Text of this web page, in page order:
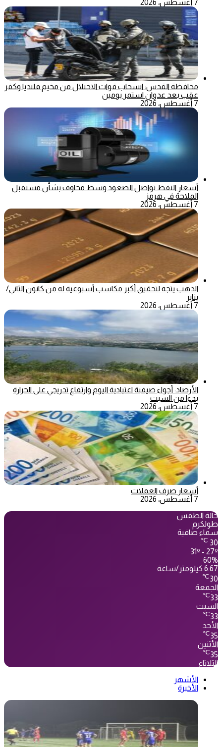
7 أغسطس، 2026
محافظة القدس: انسحاب قوات الاحتلال من مخيم قلنديا وكفر
عقب بعد عدوان استمر يومين
7 أغسطس، 2026
أسعار النفط تواصل الصعود وسط مخاوف بشأن مستقبل
الملاحة في هرمز
7 أغسطس، 2026
الذهب يتجه لتحقيق أكبر مكاسب أسبوعية له من كانون الثاني/
يناير
7 أغسطس، 2026
الأرصاد: أجواء صيفية اعتيادية اليوم وارتفاع تدريجي على الحرارة
بدءا من السبت
7 أغسطس، 2026
أسعار صرف العملات
7 أغسطس، 2026
حالة الطقس
طولكرم
سماء صافية
30
℃
31º - 27º
60%
6.67 كيلومتر/ساعة
30
℃
الجمعة
33
℃
السبت
33
℃
الأحد
35
℃
الأثنين
35
℃
الثلاثاء
الأشهر
الأخيرة